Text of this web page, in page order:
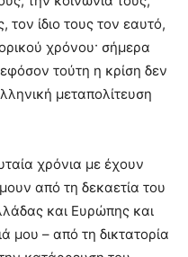
ίδιο τους τον εαυτό,
χρόνου· σήμερα
τούτη η κρίση δεν
μεταπολίτευση
χρόνια με έχουν
από τη δεκαετία του
και Eυρώπης και
μου – από τη δικτατορία